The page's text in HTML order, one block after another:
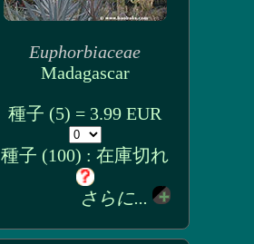
Euphorbiaceae
Madagascar
種子 (5) = 3.99 EUR
種子 (100) : 在庫切れ
さらに...